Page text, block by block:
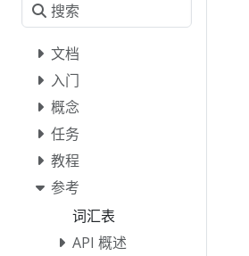
文档
入门
概念
任务
教程
参考
词汇表
API 概述